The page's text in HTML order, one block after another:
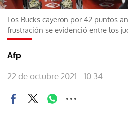
Los Bucks cayeron por 42 puntos
frustración se evidenció entre los
Afp
22 de octubre 2021 - 10:34